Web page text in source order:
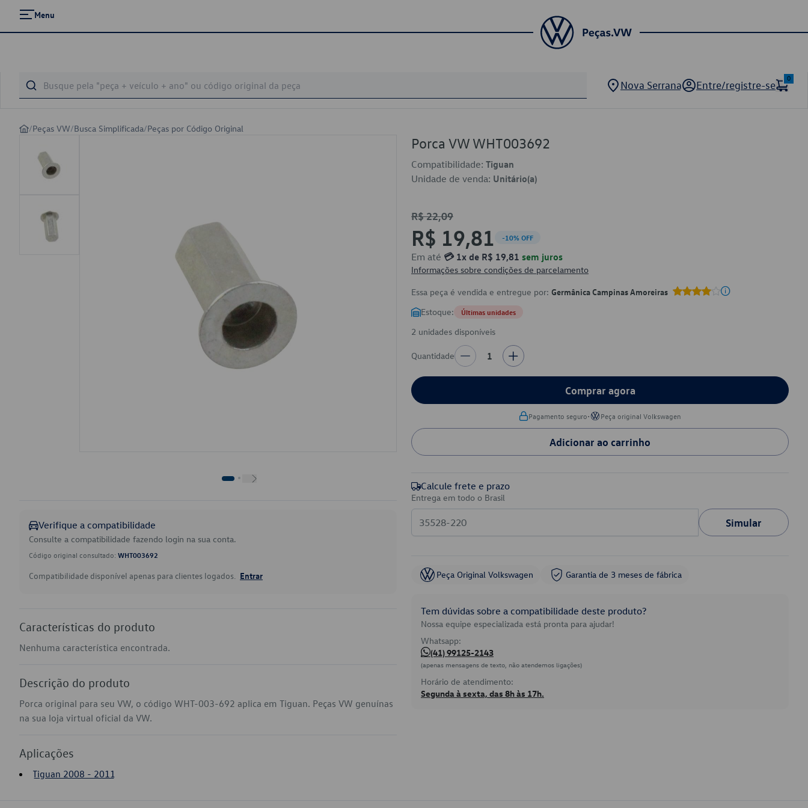
Menu
Nova Serrana Entre/registre-se
0
/Peças VW/Busca Simplificada/Peças por Código Original
Verifique a compatibilidade
Consulte a compatibilidade fazendo login na sua conta.
Código original consultado: WHT003692
Compatibilidade disponível apenas para clientes logados. Entrar
Características do produto
Nenhuma característica encontrada.
Descrição do produto
Porca original para seu VW, o código WHT-003-692 aplica em Tiguan. Peças VW genuínas
na sua loja virtual oficial da VW.
Aplicações
Tiguan 2008 - 2011
Porca VW WHT003692
Compatibilidade: Tiguan
Unidade de venda: Unitário(a)
R$ 22,09
R$ 19,81 -10% OFF
Em até 💳 1x de R$ 19,81 sem juros
Informações sobre condições de parcelamento
Essa peça é vendida e entregue por: Germânica Campinas Amoreiras
Estoque: Últimas unidades
2 unidades disponíveis
Quantidade 1
Comprar agora
Pagamento seguro• Peça original Volkswagen
Adicionar ao carrinho
Calcule frete e prazo
Entrega em todo o Brasil
Simular
Peça Original Volkswagen Garantia de 3 meses de fábrica
Tem dúvidas sobre a compatibilidade deste produto?
Nossa equipe especializada está pronta para ajudar!
Whatsapp:
(41) 99125-2143
(apenas mensagens de texto, não atendemos ligações)
Horário de atendimento:
Segunda à sexta, das 8h às 17h.